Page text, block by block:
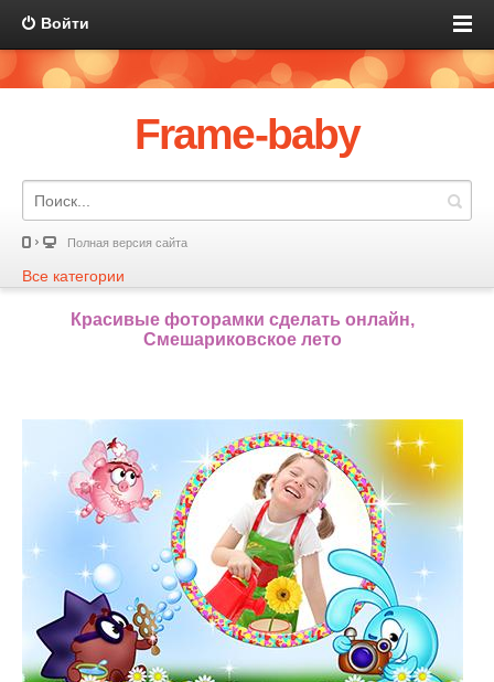
Войти
Frame-baby
Полная версия сайта
Все категории
Красивые фоторамки сделать онлайн,
Смешариковское лето